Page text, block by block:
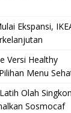
Ekspansi,
Versi Healthy
Menu
Olah
Sosmocaf